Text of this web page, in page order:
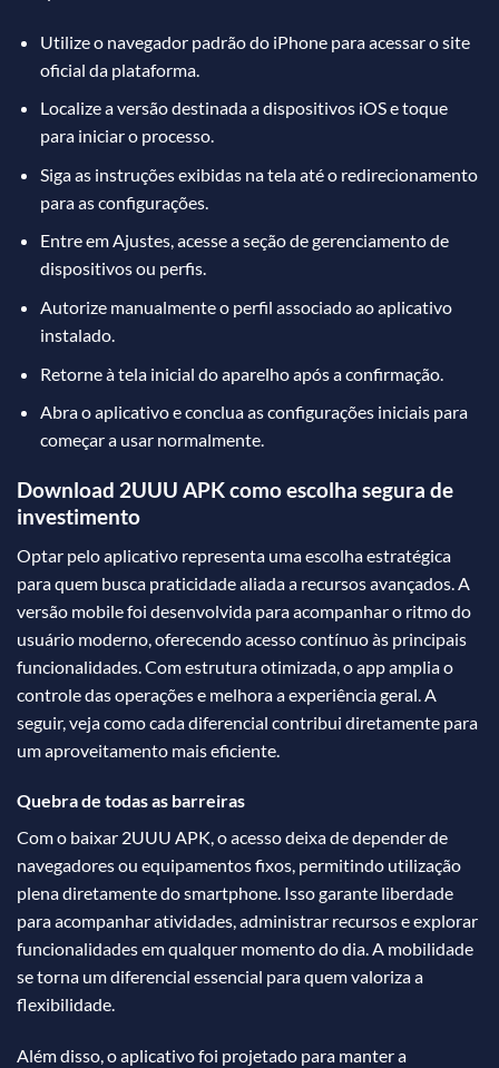
Utilize o navegador padrão do iPhone para acessar o site
oficial da plataforma.
Localize a versão destinada a dispositivos iOS e toque
para iniciar o processo.
Siga as instruções exibidas na tela até o redirecionamento
para as configurações.
Entre em Ajustes, acesse a seção de gerenciamento de
dispositivos ou perfis.
Autorize manualmente o perfil associado ao aplicativo
instalado.
Retorne à tela inicial do aparelho após a confirmação.
Abra o aplicativo e conclua as configurações iniciais para
começar a usar normalmente.
Download 2UUU APK como escolha segura de
investimento
Optar pelo aplicativo representa uma escolha estratégica
para quem busca praticidade aliada a recursos avançados. A
versão mobile foi desenvolvida para acompanhar o ritmo do
usuário moderno, oferecendo acesso contínuo às principais
funcionalidades. Com estrutura otimizada, o app amplia o
controle das operações e melhora a experiência geral. A
seguir, veja como cada diferencial contribui diretamente para
um aproveitamento mais eficiente.
Quebra de todas as barreiras
Com o baixar 2UUU APK, o acesso deixa de depender de
navegadores ou equipamentos fixos, permitindo utilização
plena diretamente do smartphone. Isso garante liberdade
para acompanhar atividades, administrar recursos e explorar
funcionalidades em qualquer momento do dia. A mobilidade
se torna um diferencial essencial para quem valoriza a
flexibilidade.
Além disso, o aplicativo foi projetado para manter a